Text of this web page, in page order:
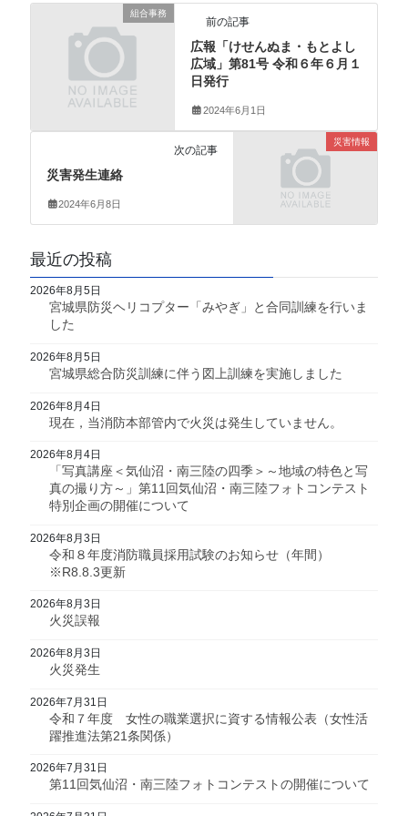
組合事務
前の記事
広報「けせんぬま・もとよし
広域」第81号 令和６年６月１
日発行
2024年6月1日
災害情報
次の記事
災害発生連絡
2024年6月8日
最近の投稿
宮城県防災ヘリコプター「みやぎ」と合同訓練を行いま
した
2026年8月5日
宮城県総合防災訓練に伴う図上訓練を実施しました
2026年8月5日
現在，当消防本部管内で火災は発生していません。
2026年8月4日
「写真講座＜気仙沼・南三陸の四季＞～地域の特色と写
真の撮り方～」第11回気仙沼・南三陸フォトコンテスト
特別企画の開催について
2026年8月4日
令和８年度消防職員採用試験のお知らせ（年間）
※R8.8.3更新
2026年8月3日
火災誤報
2026年8月3日
火災発生
2026年8月3日
令和７年度 女性の職業選択に資する情報公表（女性活
躍推進法第21条関係）
2026年7月31日
第11回気仙沼・南三陸フォトコンテストの開催について
2026年7月31日